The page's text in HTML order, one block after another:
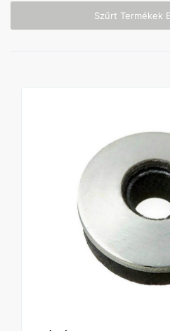
Szűrt Termékek